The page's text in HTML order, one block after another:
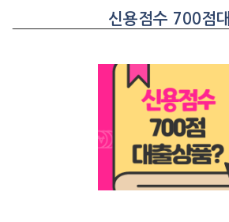
신용점수 700점